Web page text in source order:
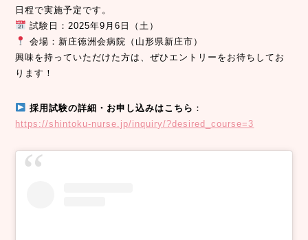
日程で実施予定です。
試験日：2025年9月6日（土）
会場：新庄徳洲会病院（山形県新庄市）
興味を持っていただけた方は、ぜひエントリーをお待ちしてお
ります！
採用試験の詳細・お申し込みはこちら ：
https://shintoku-nurse.jp/inquiry/?desired_course=3